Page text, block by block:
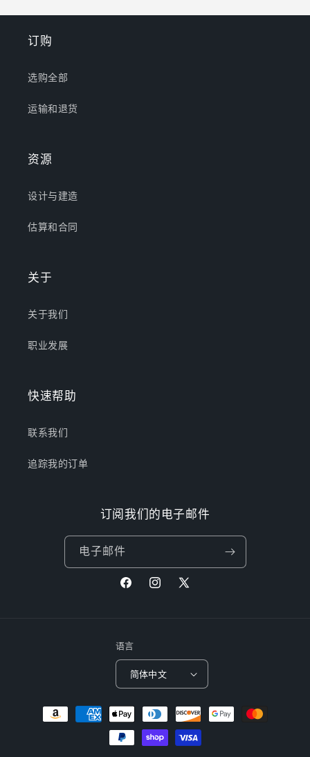
订购
选购全部
运输和退货
资源
设计与建造
估算和合同
关于
关于我们
职业发展
快速帮助
联系我们
追踪我的订单
订阅我们的电子邮件
电子邮件
FacebookInstagram
X
语言
简体中文